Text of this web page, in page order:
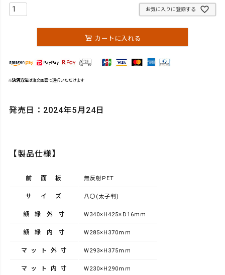
お気に入りに登録する
カートに入れる
※決済方法は注文画面で選択いただけます
発売日：2024年5月24日
【製品仕様】
前面板 無反射PET
サイズ 八〇(太子判)
額縁外寸 W340×H425×D16ｍｍ
額縁内寸 W285×H370ｍｍ
マット外寸 W293×H375ｍｍ
マット内寸 W230×H290ｍｍ